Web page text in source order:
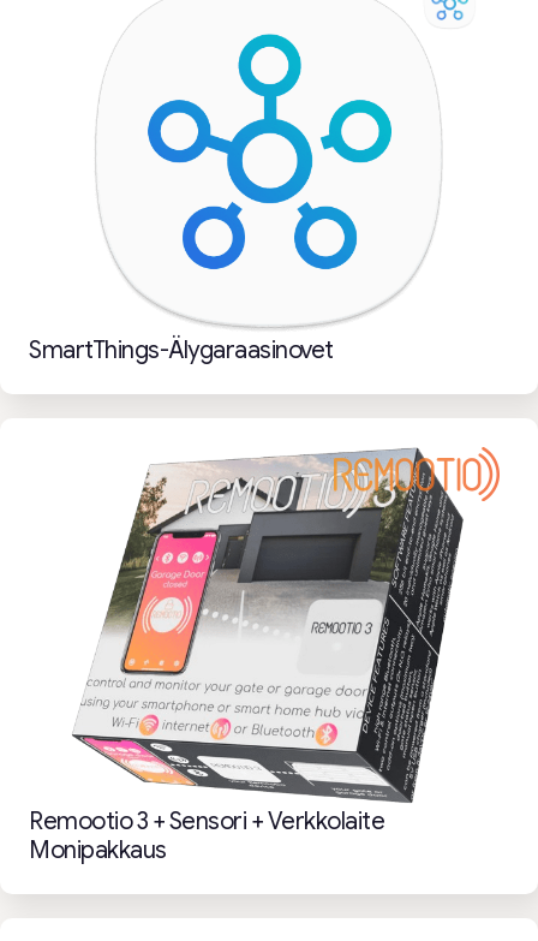
SmartThings-Älygaraasinovet
Remootio 3 + Sensori + Verkkolaite
Monipakkaus